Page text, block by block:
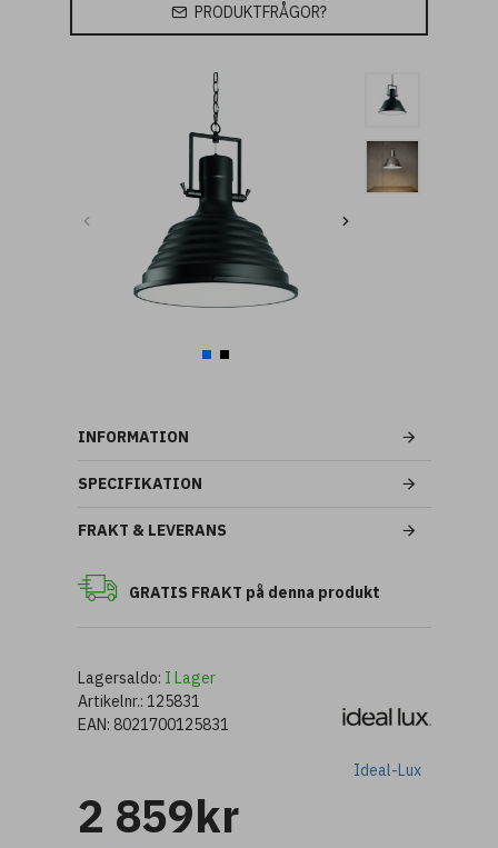
PRODUKTFRÅGOR?
INFORMATION
SPECIFIKATION
FRAKT & LEVERANS
GRATIS FRAKT på denna produkt
2 859kr
Lagersaldo: I Lager
Artikelnr.: 125831
EAN: 8021700125831
Ideal-Lux